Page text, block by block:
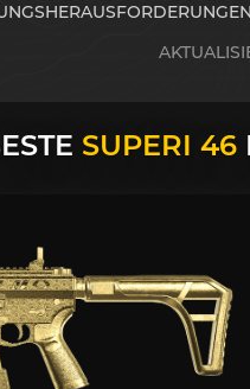
SUPERI 46